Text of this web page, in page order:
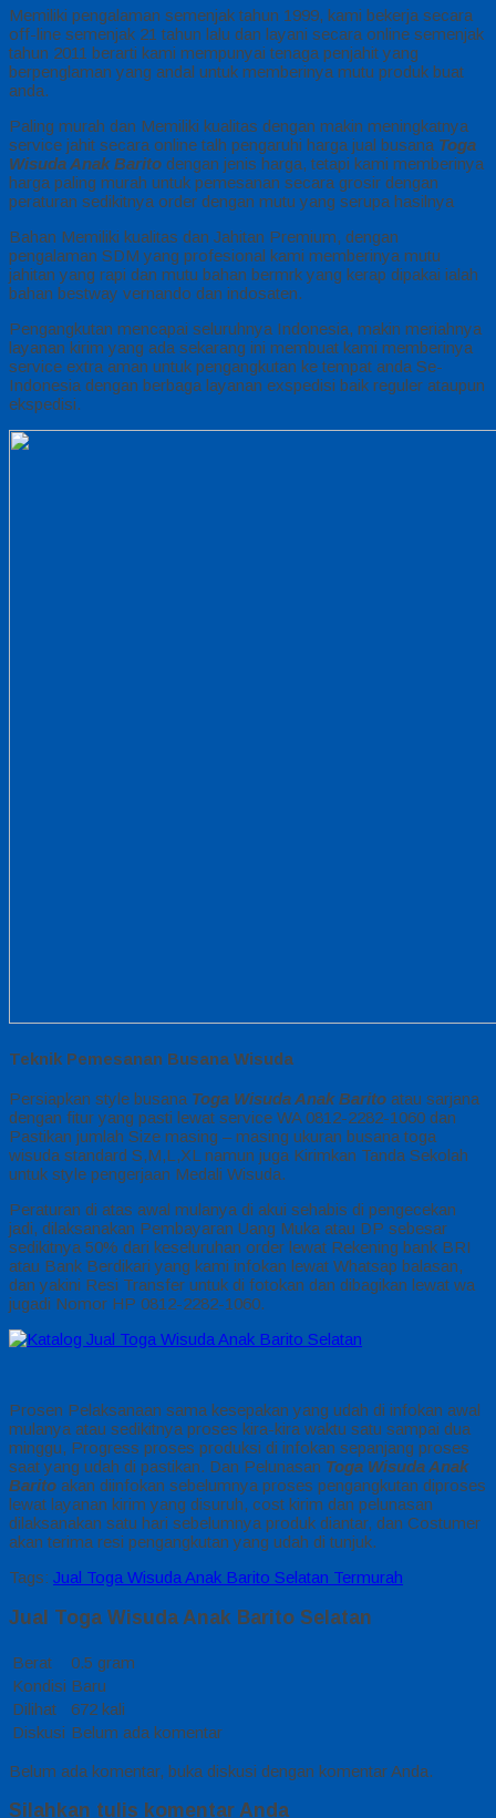
Memiliki pengalaman semenjak tahun 1999, kami bekerja secara
off-line semenjak 21 tahun lalu dan layani secara online semenjak
tahun 2011 berarti kami mempunyai tenaga penjahit yang
berpenglaman yang andal untuk memberinya mutu produk buat
anda.
Paling murah dan Memiliki kualitas dengan makin meningkatnya
service jahit secara online talh pengaruhi harga jual busana Toga
Wisuda Anak Barito dengan jenis harga, tetapi kami memberinya
harga paling murah untuk pemesanan secara grosir dengan
peraturan sedikitnya order dengan mutu yang serupa hasilnya
Bahan Memiliki kualitas dan Jahitan Premium, dengan
pengalaman SDM yang profesional kami memberinya mutu
jahitan yang rapi dan mutu bahan bermrk yang kerap dipakai ialah
bahan bestway vernando dan indosaten.
Pengangkutan mencapai seluruhnya Indonesia, makin meriahnya
layanan kirim yang ada sekarang ini membuat kami memberinya
service extra aman untuk pengangkutan ke tempat anda Se-
Indonesia dengan berbaga layanan exspedisi baik reguler ataupun
ekspedisi.
Teknik Pemesanan Busana Wisuda
Persiapkan style busana Toga Wisuda Anak Barito atau sarjana
dengan fitur yang pasti lewat service WA 0812-2282-1060 dan
Pastikan jumlah Size masing – masing ukuran busana toga
wisuda standard S,M,L,XL namun juga Kirimkan Tanda Sekolah
untuk style pengerjaan Medali Wisuda.
Peraturan di atas awal mulanya di akui sehabis di pengecekan
jadi, dilaksanakan Pembayaran Uang Muka atau DP sebesar
sedikitnya 50% dari keseluruhan order lewat Rekening bank BRI
atau Bank Berdikari yang kami infokan lewat Whatsap balasan,
dan yakini Resi Transfer untuk di fotokan dan dibagikan lewat wa
jugadi Nomor HP 0812-2282-1060.
Prosen Pelaksanaan sama kesepakan yang udah di infokan awal
mulanya atau sedikitnya proses kira-kira waktu satu sampai dua
minggu, Progress proses produksi di infokan sepanjang proses
saat yang udah di pastikan. Dan Pelunasan Toga Wisuda Anak
Barito akan diinfokan sebelumnya proses pengangkutan diproses
lewat layanan kirim yang disuruh, cost kirim dan pelunasan
dilaksanakan satu hari sebelumnya produk diantar, dan Costumer
akan terima resi pengangkutan yang udah di tunjuk.
Tags: Jual Toga Wisuda Anak Barito Selatan Termurah
Jual Toga Wisuda Anak Barito Selatan
Berat
0.5 gram
Kondisi Baru
Dilihat
672 kali
Diskusi Belum ada komentar
Belum ada komentar, buka diskusi dengan komentar Anda.
Silahkan tulis komentar Anda